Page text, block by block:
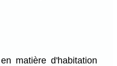
matière d'habitation